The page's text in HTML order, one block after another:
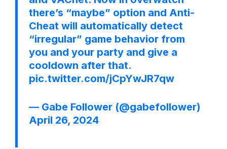
there’s “maybe” option and Anti-
Cheat will automatically detect
“irregular” game behavior from
you and your party and give a
cooldown after that.
pic.twitter.com/jCpYwJR7qw
— ‎Gabe Follower (@gabefollower)
April 26, 2024